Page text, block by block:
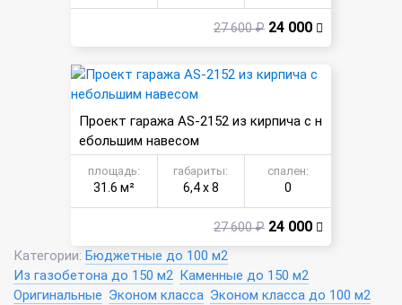
27 600 ₽ 24 000
Проект гаража AS-2152 из кирпича с н
ебольшим навесом
площадь:
31.6 м²
габариты:
6,4 х 8
спален:
0
27 600 ₽ 24 000
Категории: Бюджетные до 100 м2
Из газобетона до 150 м2 Каменные до 150 м2
Оригинальные Эконом класса Эконом класса до 100 м2